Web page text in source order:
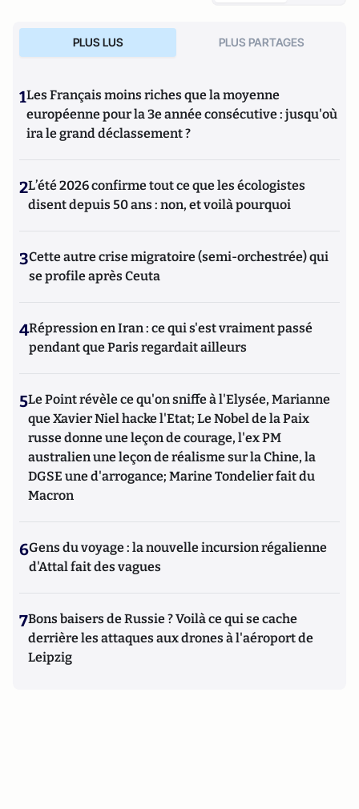
PLUS LUS PLUS PARTAGES
1Les Français moins riches que la moyenne
européenne pour la 3e année consécutive : jusqu'où
ira le grand déclassement ?
2L’été 2026 confirme tout ce que les écologistes
disent depuis 50 ans : non, et voilà pourquoi
3Cette autre crise migratoire (semi-orchestrée) qui
se profile après Ceuta
4Répression en Iran : ce qui s'est vraiment passé
pendant que Paris regardait ailleurs
5Le Point révèle ce qu'on sniffe à l'Elysée, Marianne
que Xavier Niel hacke l'Etat; Le Nobel de la Paix
russe donne une leçon de courage, l'ex PM
australien une leçon de réalisme sur la Chine, la
DGSE une d'arrogance; Marine Tondelier fait du
Macron
6Gens du voyage : la nouvelle incursion régalienne
d'Attal fait des vagues
7Bons baisers de Russie ? Voilà ce qui se cache
derrière les attaques aux drones à l'aéroport de
Leipzig